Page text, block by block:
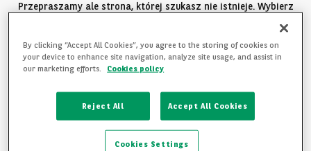
Przepraszamy ale strona, której szukasz nie istnieje. Wybierz
POWRÓT DO STRONY GŁÓWNEJ
ZAPOZNAJ SIĘ Z OFERTĄ
By clicking “Accept All Cookies”, you agree to the storing of cookies on
your device to enhance site navigation, analyze site usage, and assist in
our marketing efforts.
Cookies policy
Reject All Accept All Cookies
Cookies Settings